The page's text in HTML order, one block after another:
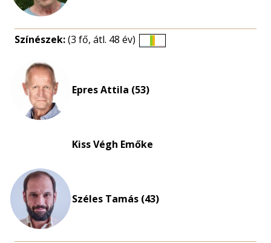
Színészek:(3 fő, átl. 48 év)
Epres Attila (53)
Kiss Végh Emőke
Széles Tamás (43)